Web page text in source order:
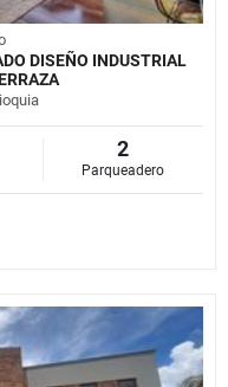
DISEÑO INDUSTRIAL
2
Parqueadero